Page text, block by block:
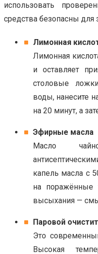
использовать
средства безопасны
Лимонная
Лимонная
и оставляет
столовые
воды, нанесите
на 20 минут, а
Эфирные масла
Масло
капель масла с
на поражённые
высыхания —
Паровой
Это
Высокая